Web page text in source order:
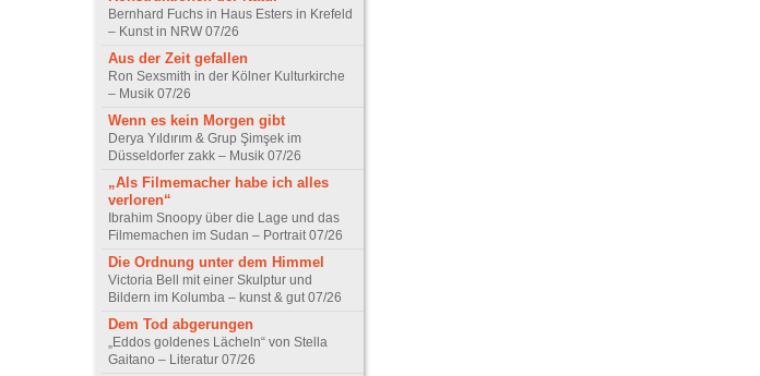
Bernhard Fuchs in Haus Esters in Krefeld
– Kunst in NRW 07/26
Aus der Zeit gefallen
Ron Sexsmith in der Kölner Kulturkirche
– Musik 07/26
Wenn es kein Morgen gibt
Derya Yıldırım & Grup Şimşek im
Düsseldorfer zakk – Musik 07/26
„Als Filmemacher habe ich alles
verloren“
Ibrahim Snoopy über die Lage und das
Filmemachen im Sudan – Portrait 07/26
Die Ordnung unter dem Himmel
Victoria Bell mit einer Skulptur und
Bildern im Kolumba – kunst & gut 07/26
Dem Tod abgerungen
„Eddos goldenes Lächeln“ von Stella
Gaitano – Literatur 07/26